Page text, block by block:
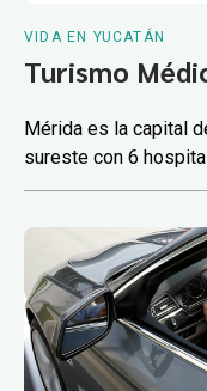
VIDA EN YUCATÁN
Turismo
Mérida es la capital
sureste con 6